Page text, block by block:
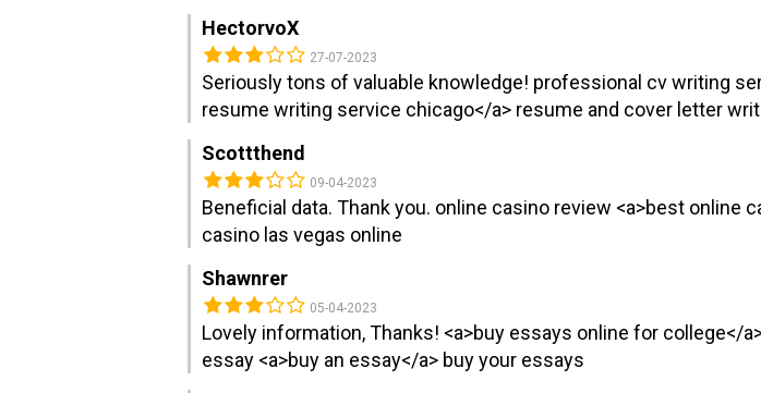
HectorvoX
27-07-2023
Seriously tons of valuable knowledge! professional cv writing
resume writing service chicago</a> resume and cover letter
Scottthend
09-04-2023
Beneficial data. Thank you. online casino review <a>best online
casino las vegas online
Shawnrer
05-04-2023
Lovely information, Thanks! <a>buy essays online for college</
essay <a>buy an essay</a> buy your essays